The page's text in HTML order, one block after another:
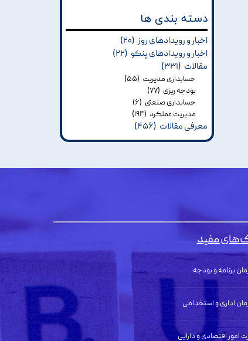
دسته بندی ها
اخبار و رویدادهای روز (۲۰)
اخبار و رویدادهای پنکو (۲۲)
مقالات (۳۳۱)
حسابداری مدیریت (۵۵)
بودجه ریزی (۷۷)
حسابداری صنعتی (۶)
مدیریت عملکرد (۱۹۴)
معرفی مقالات (۴۵۶)
مفید
برنامه و بودجه
اداری و استخدامی
امور اقتصادی و دارایی